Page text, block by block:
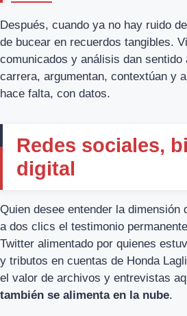
Después, cuando ya no hay ruido
de bucear en recuerdos tangibles.
comunicados y análisis dan sentido
carrera, argumentan, contextúan y
hace falta, con datos.
Redes sociales,
digital
Quien desee entender la dimensión
a dos clics el testimonio
Twitter alimentado por quienes
y tributos en cuentas de Honda
el valor de archivos y entrevistas
también se alimenta en la nube.